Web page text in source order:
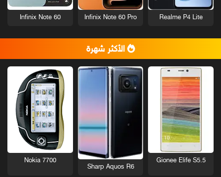
Realme P4 Lite
Infinix Note 60 Pro
Infinix Note 60
الأكثر شهرة
Gionee Elife S5.5
Sharp Aquos R6
Nokia 7700